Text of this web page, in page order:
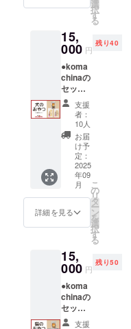
ない
サービ
ス手数
料を除
いて全
て大切
に活動
内容に
活用さ
せてい
ただき
ます。
選
択
す
る
15,
000 円
残り40
●koma
chinaの
セット
をお送
りいた
しま
す。 秋
田の良
質な素
材を
使っ
た、
ペット
のため
の美味
しいご
リーズ
です。
【セッ
ト内
容】 ・
秋田の
秋鮭 ス
支援
者：
10人
お届
け予
定：
2025
年09
月
詳細を見る
こ
の
リ
タ
ー
ン
を
選
択
す
る
15,
000 円
残り50
●koma
chinaの
セット
をお送
支援